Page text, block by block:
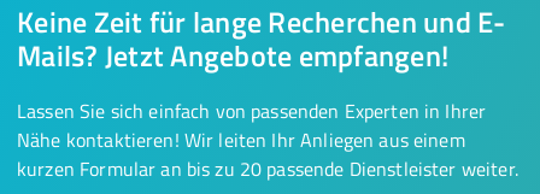
Keine Zeit für lange Recherchen und E-
Mails? Jetzt Angebote empfangen!
Lassen Sie sich einfach von passenden Experten in Ihrer
Nähe kontaktieren! Wir leiten Ihr Anliegen aus einem
kurzen Formular an bis zu 20 passende Dienstleister weiter.